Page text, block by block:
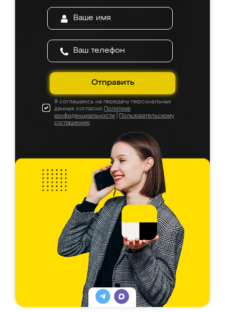
Отправить
Я соглашаюсь на передачу персональных
данных согласно Политике
конфиденциальности
Пользовательскому
соглашению